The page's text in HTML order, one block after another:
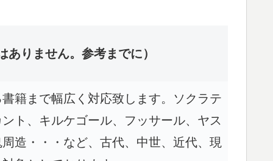
ありません。参考までに）
籍まで幅広く対応致します。ソクラテ
ト、キルケゴール、フッサール、ヤス
造・・・など、古代、中世、近代、現